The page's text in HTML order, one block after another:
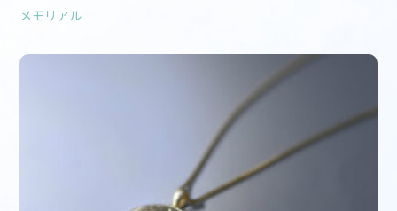
メモリアル